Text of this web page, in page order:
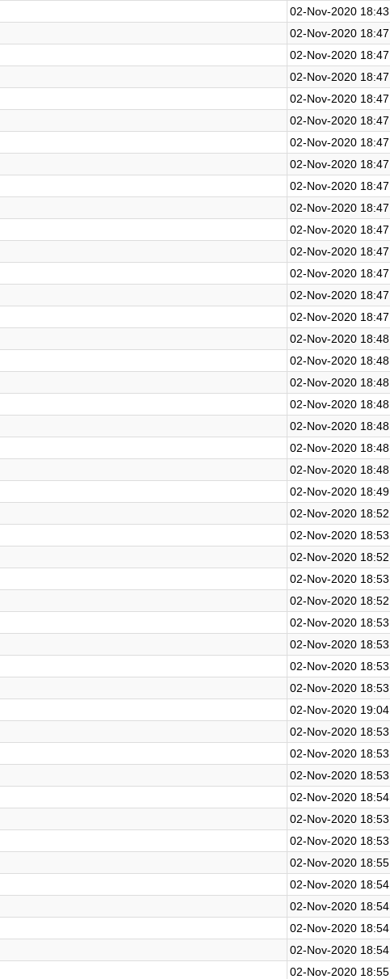
02-Nov-2020 18:43
02-Nov-2020 18:47
02-Nov-2020 18:47
02-Nov-2020 18:47
02-Nov-2020 18:47
02-Nov-2020 18:47
02-Nov-2020 18:47
02-Nov-2020 18:47
02-Nov-2020 18:47
02-Nov-2020 18:47
02-Nov-2020 18:47
02-Nov-2020 18:47
02-Nov-2020 18:47
02-Nov-2020 18:47
02-Nov-2020 18:47
02-Nov-2020 18:48
02-Nov-2020 18:48
02-Nov-2020 18:48
02-Nov-2020 18:48
02-Nov-2020 18:48
02-Nov-2020 18:48
02-Nov-2020 18:48
02-Nov-2020 18:49
02-Nov-2020 18:52
02-Nov-2020 18:53
02-Nov-2020 18:52
02-Nov-2020 18:53
02-Nov-2020 18:52
02-Nov-2020 18:53
02-Nov-2020 18:53
02-Nov-2020 18:53
02-Nov-2020 18:53
02-Nov-2020 19:04
02-Nov-2020 18:53
02-Nov-2020 18:53
02-Nov-2020 18:53
02-Nov-2020 18:54
02-Nov-2020 18:53
02-Nov-2020 18:53
02-Nov-2020 18:55
02-Nov-2020 18:54
02-Nov-2020 18:54
02-Nov-2020 18:54
02-Nov-2020 18:54
02-Nov-2020 18:55